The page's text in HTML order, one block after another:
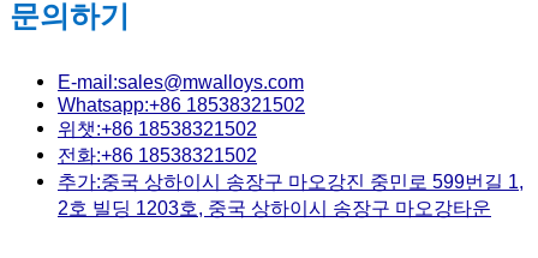
문의하기
E-mail:sales@mwalloys.com
Whatsapp:+86 18538321502
위챗:+86 18538321502
전화:+86 18538321502
추가:중국 상하이시 송장구 마오강진 중민로 599번길 1,
2호 빌딩 1203호, 중국 상하이시 송장구 마오강타운